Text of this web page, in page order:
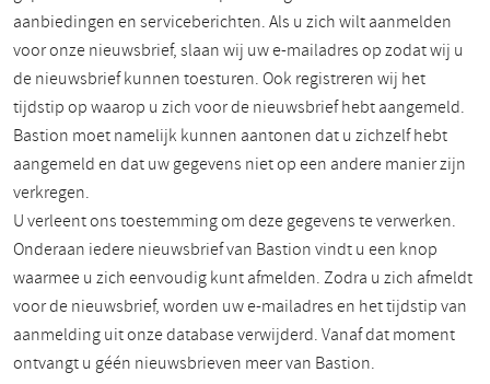
aanbiedingen en serviceberichten. Als u zich wilt aanmelden
voor onze nieuwsbrief, slaan wij uw e-mailadres op zodat wij u
de nieuwsbrief kunnen toesturen. Ook registreren wij het
tijdstip op waarop u zich voor de nieuwsbrief hebt aangemeld.
Bastion moet namelijk kunnen aantonen dat u zichzelf hebt
aangemeld en dat uw gegevens niet op een andere manier zijn
verkregen.
U verleent ons toestemming om deze gegevens te verwerken.
Onderaan iedere nieuwsbrief van Bastion vindt u een knop
waarmee u zich eenvoudig kunt afmelden. Zodra u zich afmeldt
voor de nieuwsbrief, worden uw e-mailadres en het tijdstip van
aanmelding uit onze database verwijderd. Vanaf dat moment
ontvangt u géén nieuwsbrieven meer van Bastion.